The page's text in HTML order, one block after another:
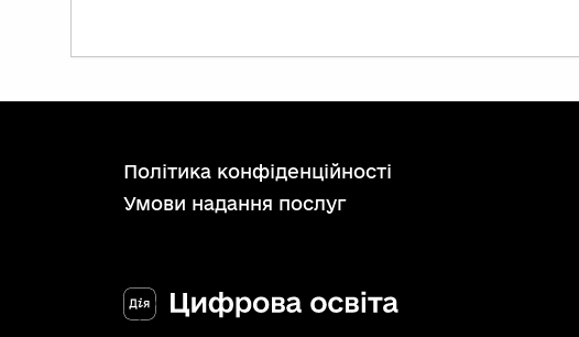
політика конфіденційності
умови надання послуг